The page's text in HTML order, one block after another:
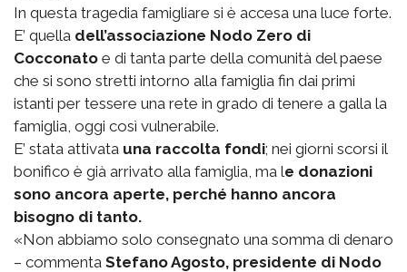
In questa tragedia famigliare si è accesa una luce forte.
E’ quella dell’associazione Nodo Zero di
Cocconato e di tanta parte della comunità del paese
che si sono stretti intorno alla famiglia fin dai primi
istanti per tessere una rete in grado di tenere a galla la
famiglia, oggi così vulnerabile.
E’ stata attivata una raccolta fondi; nei giorni scorsi il
bonifico è già arrivato alla famiglia, ma le donazioni
sono ancora aperte, perché hanno ancora
bisogno di tanto.
«Non abbiamo solo consegnato una somma di denaro
– commenta Stefano Agosto, presidente di Nodo